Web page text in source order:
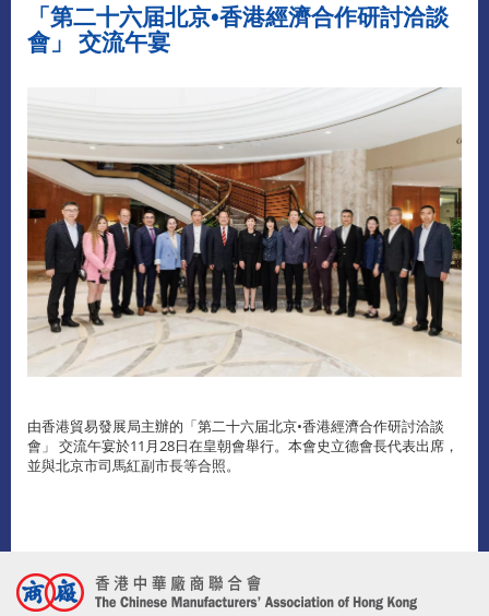
「第二十六届北京•香港經濟合作研討洽談
會」 交流午宴
由香港貿易發展局主辦的「第二十六届北京•香港經濟合作研討洽談
會」 交流午宴於11月28日在皇朝會舉行。本會史立德會長代表出席，
並與北京市司馬紅副市長等合照。